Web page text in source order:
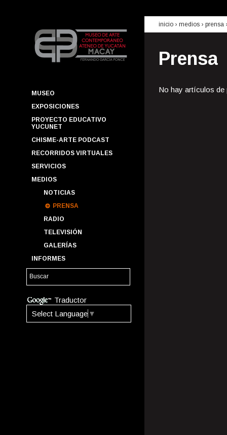
MUSEO
EXPOSICIONES
PROYECTO EDUCATIVO
YUCUNET
CHISME-ARTE PODCAST
RECORRIDOS VIRTUALES
SERVICIOS
MEDIOS
NOTICIAS
PRENSA
RADIO
TELEVISIÓN
GALERÍAS
INFORMES
Traductor
Select Language ▼
inicio › medios › prensa
Prensa
No hay artículos de